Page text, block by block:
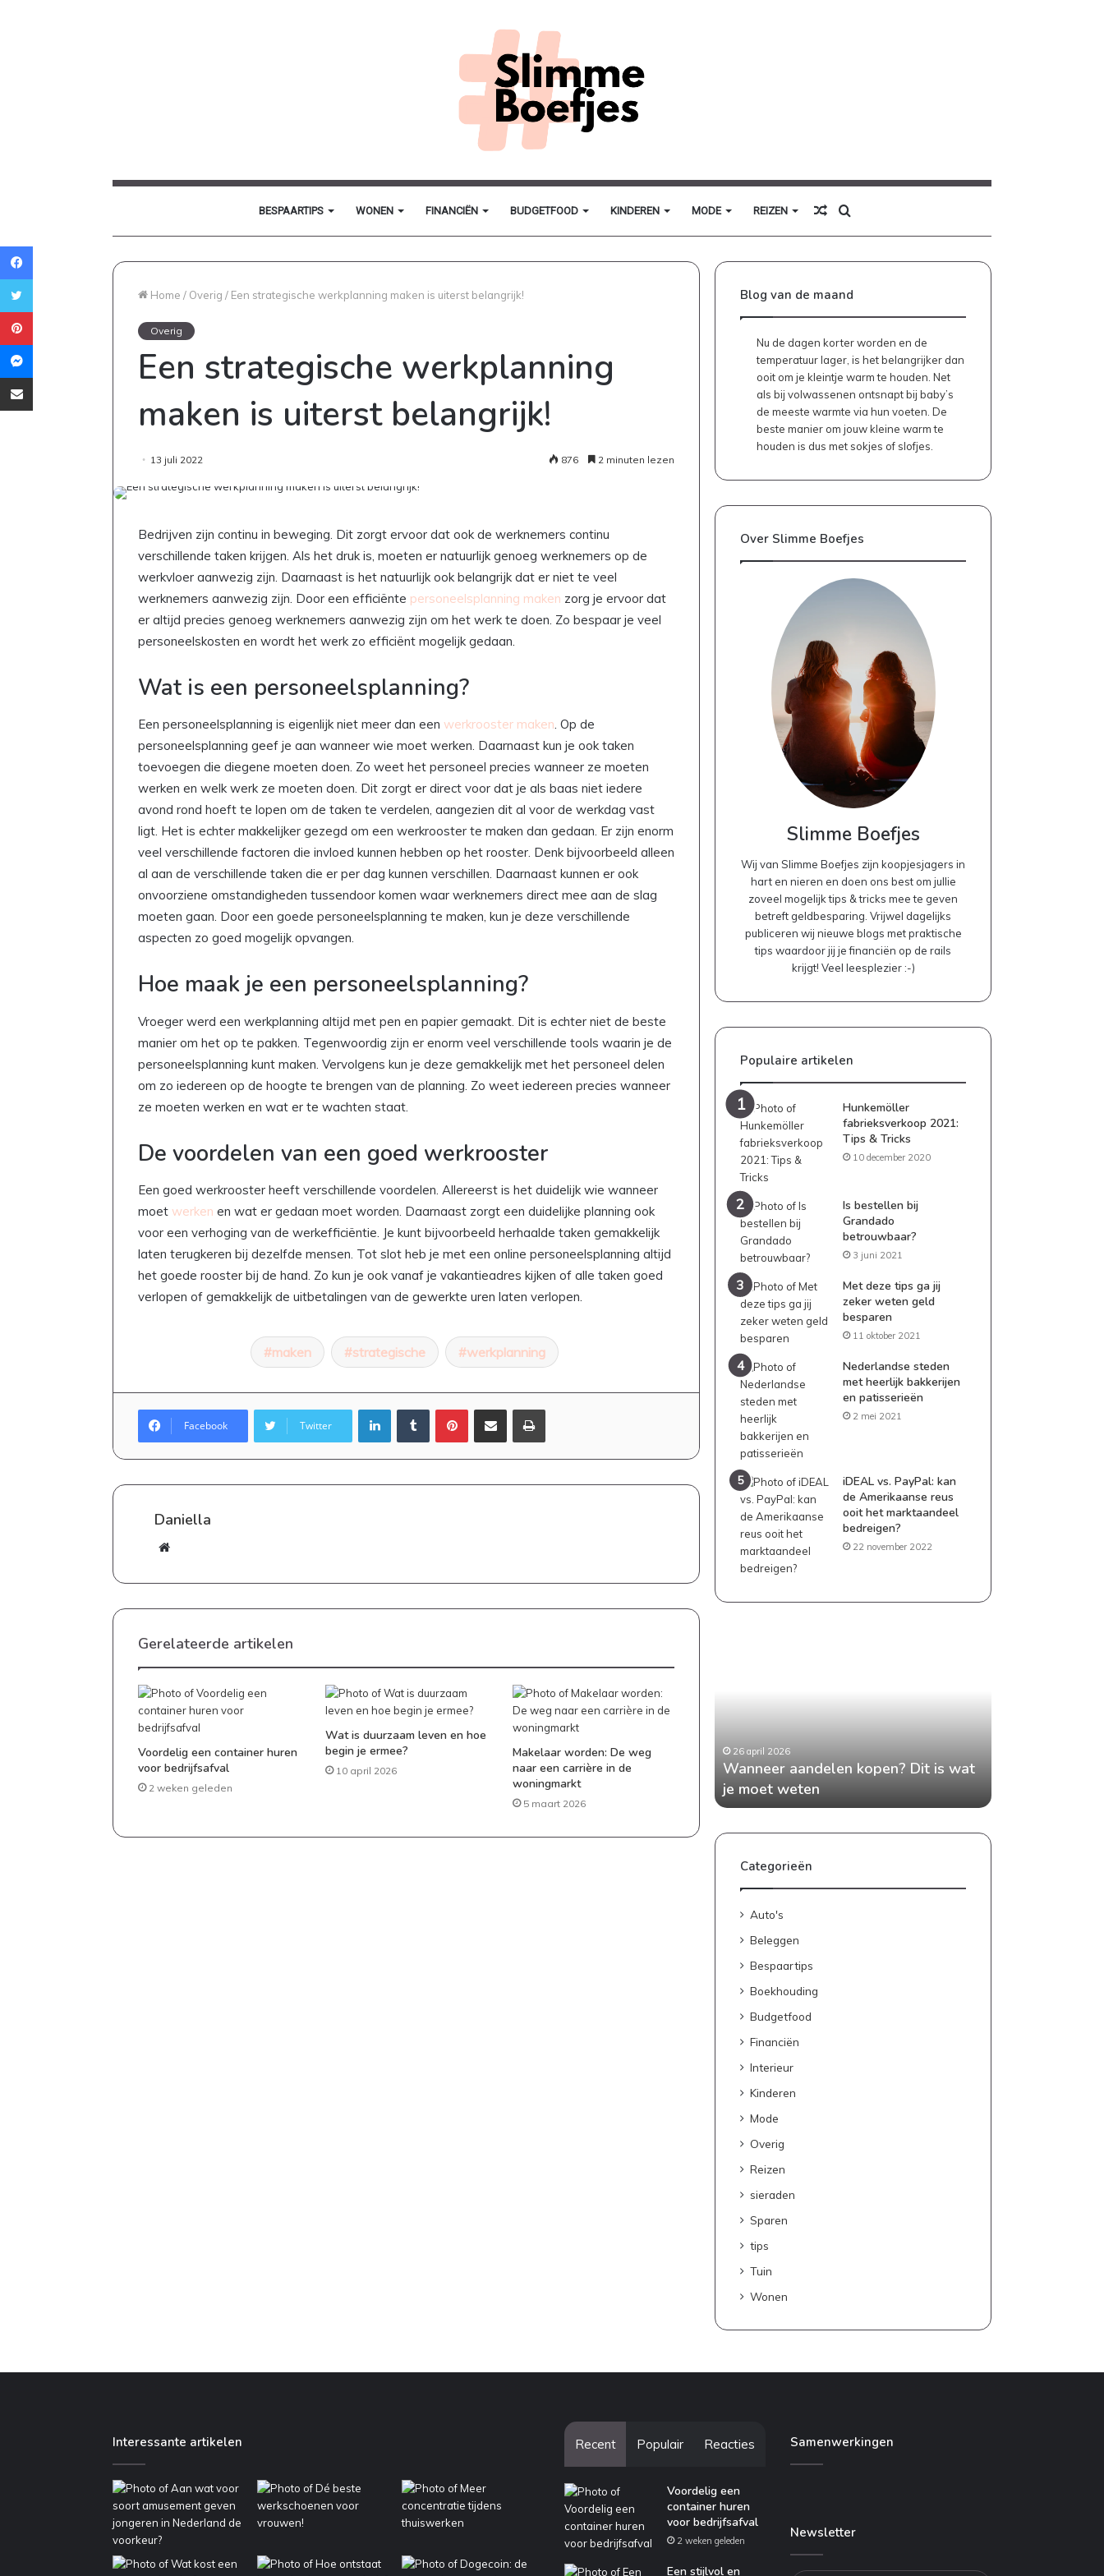
BESPAARTIPS WONEN FINANCIËN BUDGETFOOD KINDEREN MODE REIZEN
naar
Willekeurig
artikel
Home / Overig / Een strategische werkplanning maken is uiterst belangrijk!
Overig
Een strategische werkplanning
maken is uiterst belangrijk!
13 juli 2022 876 2 minuten lezen
Bedrijven zijn continu in beweging. Dit zorgt ervoor dat ook de werknemers continu
verschillende taken krijgen. Als het druk is, moeten er natuurlijk genoeg werknemers op de
werkvloer aanwezig zijn. Daarnaast is het natuurlijk ook belangrijk dat er niet te veel
werknemers aanwezig zijn. Door een efficiënte personeelsplanning maken zorg je ervoor dat
er altijd precies genoeg werknemers aanwezig zijn om het werk te doen. Zo bespaar je veel
personeelskosten en wordt het werk zo efficiënt mogelijk gedaan.
Wat is een personeelsplanning?
Een personeelsplanning is eigenlijk niet meer dan een werkrooster maken. Op de
personeelsplanning geef je aan wanneer wie moet werken. Daarnaast kun je ook taken
toevoegen die diegene moeten doen. Zo weet het personeel precies wanneer ze moeten
werken en welk werk ze moeten doen. Dit zorgt er direct voor dat je als baas niet iedere
avond rond hoeft te lopen om de taken te verdelen, aangezien dit al voor de werkdag vast
ligt. Het is echter makkelijker gezegd om een werkrooster te maken dan gedaan. Er zijn enorm
veel verschillende factoren die invloed kunnen hebben op het rooster. Denk bijvoorbeeld alleen
al aan de verschillende taken die er per dag kunnen verschillen. Daarnaast kunnen er ook
onvoorziene omstandigheden tussendoor komen waar werknemers direct mee aan de slag
moeten gaan. Door een goede personeelsplanning te maken, kun je deze verschillende
aspecten zo goed mogelijk opvangen.
Hoe maak je een personeelsplanning?
Vroeger werd een werkplanning altijd met pen en papier gemaakt. Dit is echter niet de beste
manier om het op te pakken. Tegenwoordig zijn er enorm veel verschillende tools waarin je de
personeelsplanning kunt maken. Vervolgens kun je deze gemakkelijk met het personeel delen
om zo iedereen op de hoogte te brengen van de planning. Zo weet iedereen precies wanneer
ze moeten werken en wat er te wachten staat.
De voordelen van een goed werkrooster
Een goed werkrooster heeft verschillende voordelen. Allereerst is het duidelijk wie wanneer
moet werken en wat er gedaan moet worden. Daarnaast zorgt een duidelijke planning ook
voor een verhoging van de werkefficiëntie. Je kunt bijvoorbeeld herhaalde taken gemakkelijk
laten terugkeren bij dezelfde mensen. Tot slot heb je met een online personeelsplanning altijd
het goede rooster bij de hand. Zo kun je ook vanaf je vakantieadres kijken of alle taken goed
verlopen of gemakkelijk de uitbetalingen van de gewerkte uren laten verlopen.
maken strategische werkplanning
Facebook Twitter
LinkedInTumblr PinterestDeel via Email Print
Daniella
Website
Gerelateerde artikelen
Voordelig een container huren
voor bedrijfsafval
2 weken geleden
Wat is duurzaam leven en hoe
begin je ermee?
10 april 2026
Makelaar worden: De weg
naar een carrière in de
woningmarkt
5 maart 2026
Blog van de maand
Nu de dagen korter worden en de
temperatuur lager, is het belangrijker dan
ooit om je kleintje warm te houden. Net
als bij volwassenen ontsnapt bij baby’s
de meeste warmte via hun voeten. De
beste manier om jouw kleine warm te
houden is dus met sokjes of slofjes.
Over Slimme Boefjes
Slimme Boefjes
Wij van Slimme Boefjes zijn koopjesjagers in
hart en nieren en doen ons best om jullie
zoveel mogelijk tips & tricks mee te geven
betreft geldbesparing. Vrijwel dagelijks
publiceren wij nieuwe blogs met praktische
tips waardoor jij je financiën op de rails
krijgt! Veel leesplezier :-)
Populaire artikelen
Hunkemöller
fabrieksverkoop 2021:
Tips & Tricks
10 december 2020
Is bestellen bij
Grandado
betrouwbaar?
3 juni 2021
Met deze tips ga jij
zeker weten geld
besparen
11 oktober 2021
Nederlandse steden
met heerlijk bakkerijen
en patisserieën
2 mei 2021
iDEAL vs. PayPal: kan
de Amerikaanse reus
ooit het marktaandeel
bedreigen?
22 november 2022
Goedkoop
eten
maken:
zo
zet
je
elke
dag
een
lekkere
tafel
20 april 2026
Goedkoop eten maken: zo zet je elke
dag een lekkere maaltijd op tafel
en
interieur:
bewaar
Een stijlvol en kindvriendelijk interieur:
zo bewaar je de balans
moet
weten
26 april 2026
Wanneer aandelen kopen? Dit is wat
je moet weten
Categorieën
Auto's
Beleggen
Bespaartips
Boekhouding
Budgetfood
Financiën
Interieur
Kinderen
Mode
Overig
Reizen
sieraden
Sparen
tips
Tuin
Wonen
Interessante artikelen Recent Populair Reacties
Voordelig een
container huren
voor bedrijfsafval
2 weken geleden
Een stijlvol en
Samenwerkingen
Newsletter
Facebook
Twitter
Pinterest
Messenger
Deel via Email